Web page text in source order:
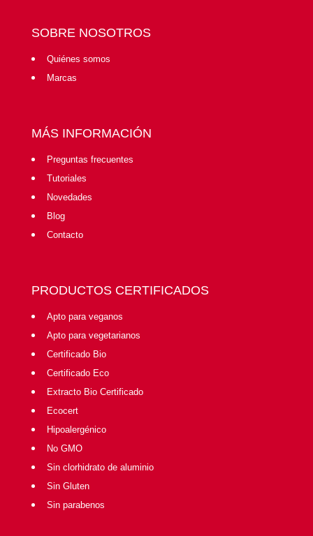
SOBRE NOSOTROS
Quiénes somos
Marcas
MÁS INFORMACIÓN
Preguntas frecuentes
Tutoriales
Novedades
Blog
Contacto
PRODUCTOS CERTIFICADOS
Apto para veganos
Apto para vegetarianos
Certificado Bio
Certificado Eco
Extracto Bio Certificado
Ecocert
Hipoalergénico
No GMO
Sin clorhidrato de aluminio
Sin Gluten
Sin parabenos